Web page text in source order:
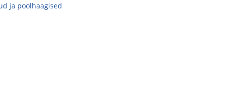
ja poolhaagised